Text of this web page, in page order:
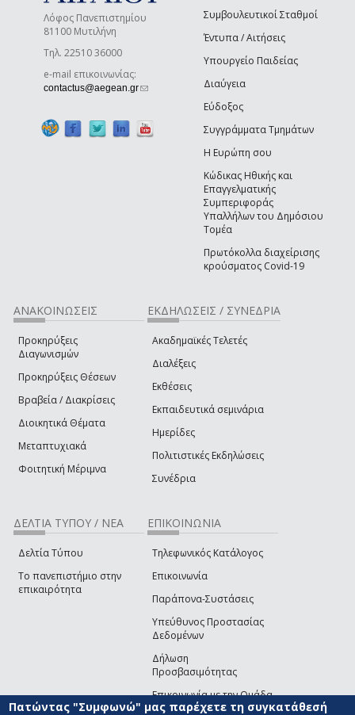
Λόφος Πανεπιστημίου
81100 Μυτιλήνη
Τηλ. 22510 36000
e-mail επικοινωνίας:
contactus@aegean.gr(link sends e-mail)
Συμβουλευτικοί Σταθμοί
Έντυπα / Αιτήσεις
Υπουργείο Παιδείας
Διαύγεια
Εύδοξος
Συγγράμματα Τμημάτων
Η Ευρώπη σου
Κώδικας Ηθικής και
Επαγγελματικής
Συμπεριφοράς
Υπαλλήλων του Δημόσιου
Τομέα
Πρωτόκολλα διαχείρισης
κρούσματος Covid-19
ΑΝΑΚΟΙΝΩΣΕΙΣ
Προκηρύξεις
Διαγωνισμών
Προκηρύξεις Θέσεων
Βραβεία / Διακρίσεις
Διοικητικά Θέματα
Μεταπτυχιακά
Φοιτητική Μέριμνα
ΕΚΔΗΛΩΣΕΙΣ / ΣΥΝΕΔΡΙΑ
Ακαδημαϊκές Τελετές
Διαλέξεις
Εκθέσεις
Εκπαιδευτικά σεμινάρια
Ημερίδες
Πολιτιστικές Εκδηλώσεις
Συνέδρια
ΔΕΛΤΙΑ ΤΥΠΟΥ / ΝΕΑ
Δελτία Τύπου
Το πανεπιστήμιο στην
επικαιρότητα
ΕΠΙΚΟΙΝΩΝΙΑ
Τηλεφωνικός Κατάλογος
Επικοινωνία
Παράπονα-Συστάσεις
Υπεύθυνος Προστασίας
Δεδομένων
Δήλωση
Προσβασιμότητας
Επικοινωνία με την Ομάδα
Ανάπτυξης του site(link sends e-mail)
Πατώντας "Συμφωνώ" μας παρέχετε τη συγκατάθεσή